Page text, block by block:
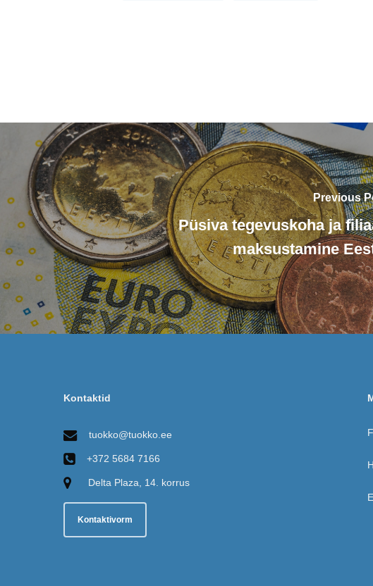
Previous
Püsiva tegevuskoha ja
maksustamine
Kontaktid
tuokko@tuokko.ee
+372 5684 7166
Delta Plaza, 14. korrus
Kontaktivorm